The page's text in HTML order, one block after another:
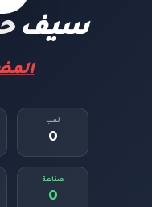
سيف
لعب
0
صناعة
0